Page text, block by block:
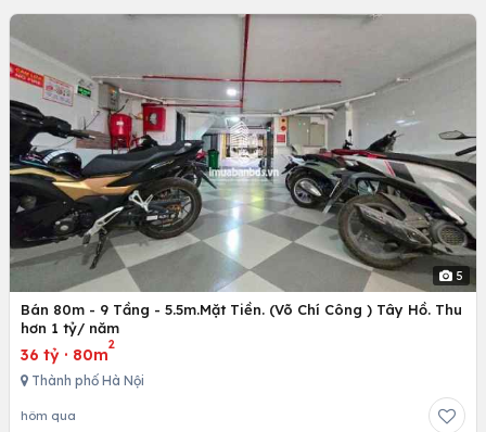
5
Bán 80m - 9 Tầng - 5.5m.Mặt Tiền. (Võ Chí Công ) Tây Hồ. Thu
hơn 1 tỷ/ năm
36 tỷ · 80m
2
Thành phố Hà Nội
hôm qua